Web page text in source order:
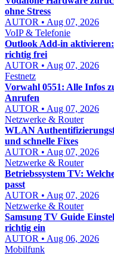
ohne Stress
AUTOR • Aug 07, 2026
VoIP & Telefonie
Outlook Add-in aktivieren:
richtig frei
AUTOR • Aug 07, 2026
Festnetz
Vorwahl 0551: Alle Infos
Anrufen
AUTOR • Aug 07, 2026
Netzwerke & Router
WLAN
und schnelle Fixes
AUTOR • Aug 07, 2026
Netzwerke & Router
Betriebssystem TV:
passt
AUTOR • Aug 07, 2026
Netzwerke & Router
Samsung TV Guide
richtig ein
AUTOR • Aug 06, 2026
Mobilfunk